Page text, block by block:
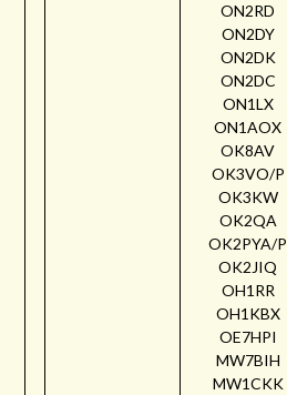
ON2RD
ON2DY
ON2DK
ON2DC
ON1LX
ON1AOX
OK8AV
OK3VO/P
OK3KW
OK2QA
OK2PYA/P
OK2JIQ
OH1RR
OH1KBX
OE7HPI
MW7BIH
MW1CKK